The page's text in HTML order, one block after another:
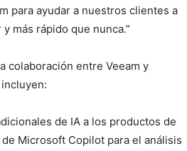
para ayudar a nuestros clientes a
más rápido que nunca.”
colaboración entre Veeam y
de IA a los productos de
Microsoft Copilot para el análisis